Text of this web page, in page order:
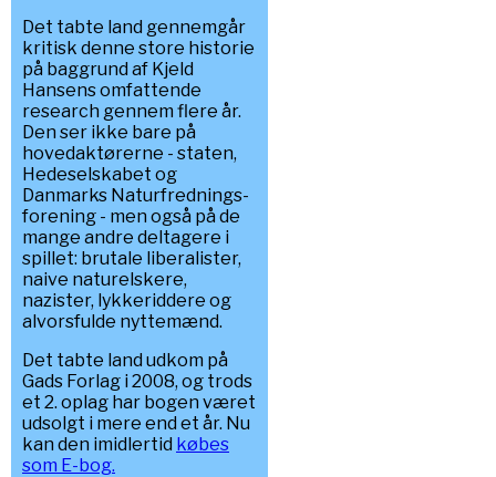
Det tabte land gennemgår
kritisk denne store historie
på baggrund af Kjeld
Hansens omfattende
research gennem flere år.
Den ser ikke bare på
hovedaktørerne - staten,
Hedeselskabet og
Danmarks Naturfrednings-
forening - men også på de
mange andre deltagere i
spillet: brutale liberalister,
naive naturelskere,
nazister, lykkeriddere og
alvorsfulde nyttemænd.
Det tabte land udkom på
Gads Forlag i 2008, og trods
et 2. oplag har bogen været
udsolgt i mere end et år. Nu
kan den imidlertid købes
som E-bog.